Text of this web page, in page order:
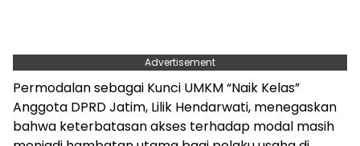
Advertisement
Permodalan sebagai Kunci UMKM “Naik Kelas”
Anggota DPRD Jatim, Lilik Hendarwati, menegaskan
bahwa keterbatasan akses terhadap modal masih